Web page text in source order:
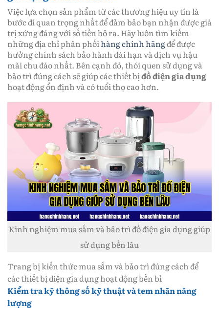
Việc lựa chọn sản phẩm từ các thương hiệu uy tín là
bước đi quan trọng nhất để đảm bảo bạn nhận được giá
trị xứng đáng với số tiền bỏ ra. Hãy luôn tìm kiếm
những địa chỉ phân phốihàng chính hãngđể được
hưởng chính sách bảo hành dài hạn và dịch vụ hậu
mãi chu đáo nhất. Bên cạnh đó, thói quen sử dụng và
bảo trì đúng cách sẽ giúp các thiết bịđồ điện gia dụng
hoạt động ổn định và có tuổi thọ cao hơn.
Kinh nghiệm mua sắm và bảo trì đồ điện gia dụng giúp
sử dụng bền lâu
Trang bị kiến thức mua sắm và bảo trì đúng cách để
các thiết bị điện gia dụng hoạt động bền bỉ
Kiểm tra kỹ thông số kỹ thuật và tem nhãn năng
lượng